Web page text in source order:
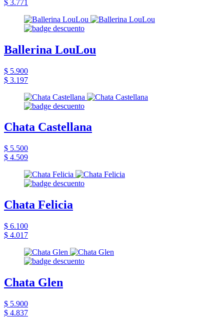
$ 3.771
Ballerina LouLou
$ 5.900
$ 3.197
Chata Castellana
$ 5.500
$ 4.509
Chata Felicia
$ 6.100
$ 4.017
Chata Glen
$ 5.900
$ 4.837